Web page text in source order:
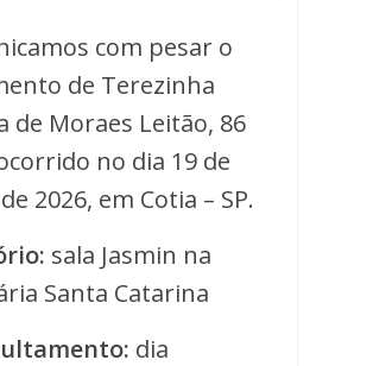
com pesar o
de Terezinha
de Moraes Leitão, 86
no dia 19 de
2026, em Cotia – SP.
sala Jasmin na
Santa Catarina
dia